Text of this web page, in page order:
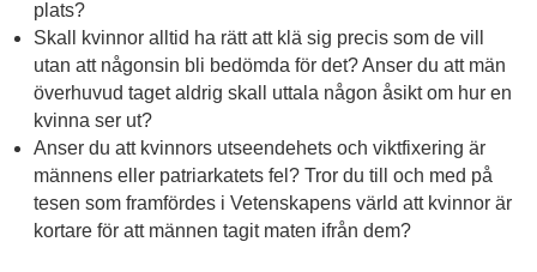
plats?
Skall kvinnor alltid ha rätt att klä sig precis som de vill
utan att någonsin bli bedömda för det? Anser du att män
överhuvud taget aldrig skall uttala någon åsikt om hur en
kvinna ser ut?
Anser du att kvinnors utseendehets och viktfixering är
männens eller patriarkatets fel? Tror du till och med på
tesen som framfördes i Vetenskapens värld att kvinnor är
kortare för att männen tagit maten ifrån dem?